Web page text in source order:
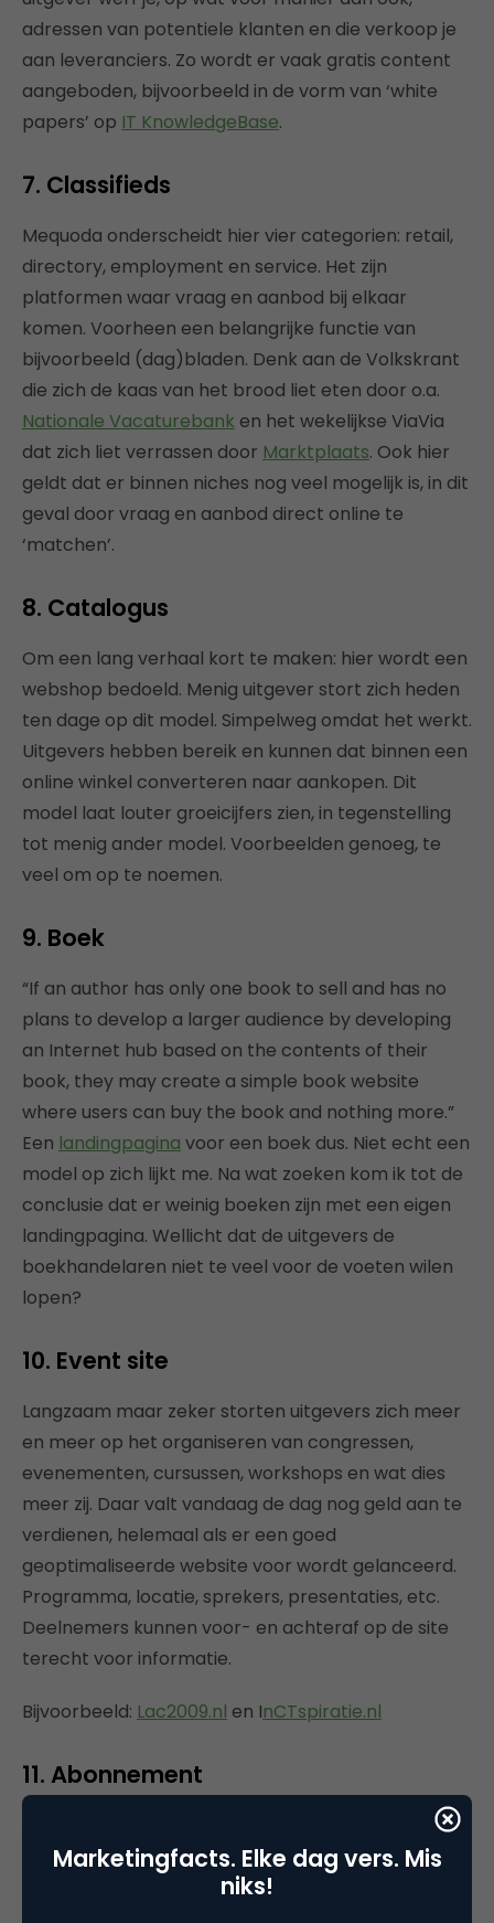
adressen van potentiele klanten en die verkoop je
aan leveranciers. Zo wordt er vaak gratis content
aangeboden, bijvoorbeeld in de vorm van ‘white
papers’ op IT KnowledgeBase.
7. Classifieds
Mequoda onderscheidt hier vier categorien: retail,
directory, employment en service. Het zijn
platformen waar vraag en aanbod bij elkaar
komen. Voorheen een belangrijke functie van
bijvoorbeeld (dag)bladen. Denk aan de Volkskrant
die zich de kaas van het brood liet eten door o.a.
Nationale Vacaturebank en het wekelijkse ViaVia
dat zich liet verrassen door Marktplaats. Ook hier
geldt dat er binnen niches nog veel mogelijk is, in dit
geval door vraag en aanbod direct online te
‘matchen’.
8. Catalogus
Om een lang verhaal kort te maken: hier wordt een
webshop bedoeld. Menig uitgever stort zich heden
ten dage op dit model. Simpelweg omdat het werkt.
Uitgevers hebben bereik en kunnen dat binnen een
online winkel converteren naar aankopen. Dit
model laat louter groeicijfers zien, in tegenstelling
tot menig ander model. Voorbeelden genoeg, te
veel om op te noemen.
9. Boek
“If an author has only one book to sell and has no
plans to develop a larger audience by developing
an Internet hub based on the contents of their
book, they may create a simple book website
where users can buy the book and nothing more.”
Een landingpagina voor een boek dus. Niet echt een
model op zich lijkt me. Na wat zoeken kom ik tot de
conclusie dat er weinig boeken zijn met een eigen
landingpagina. Wellicht dat de uitgevers de
boekhandelaren niet te veel voor de voeten wilen
lopen?
10. Event site
Langzaam maar zeker storten uitgevers zich meer
en meer op het organiseren van congressen,
evenementen, cursussen, workshops en wat dies
meer zij. Daar valt vandaag de dag nog geld aan te
verdienen, helemaal als er een goed
geoptimaliseerde website voor wordt gelanceerd.
Programma, locatie, sprekers, presentaties, etc.
Deelnemers kunnen voor- en achteraf op de site
terecht voor informatie.
Bijvoorbeeld: Lac2009.nl en InCTspiratie.nl
11. Abonnement
Mensen laten betalen voor online content middels
een abonnement of in een andere vorm blijkt lastig.
verdeeldover wat er mogelijk is. Ik
Marketingfacts. Elke dag vers. Mis
niks!